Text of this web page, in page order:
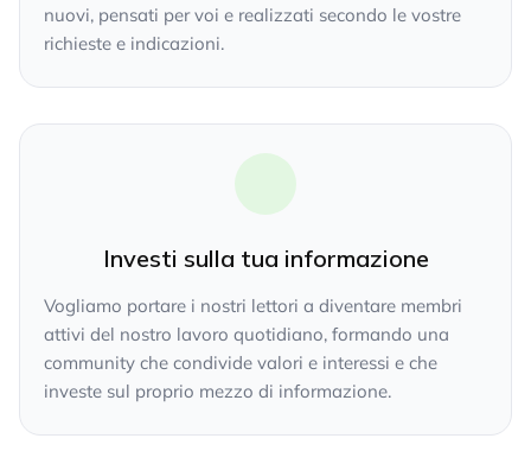
nuovi, pensati per voi e realizzati secondo le vostre
richieste e indicazioni.
Investi sulla tua informazione
Vogliamo portare i nostri lettori a diventare membri
attivi del nostro lavoro quotidiano, formando una
community che condivide valori e interessi e che
investe sul proprio mezzo di informazione.